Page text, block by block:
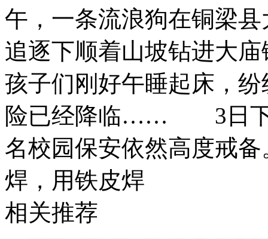
午，一条流浪狗在铜梁
追逐下顺着山坡钻进大
孩子们刚好午睡起床，
险已经降临…… 3日下
名校园保安依然高度戒
焊，用铁皮焊
相关推荐